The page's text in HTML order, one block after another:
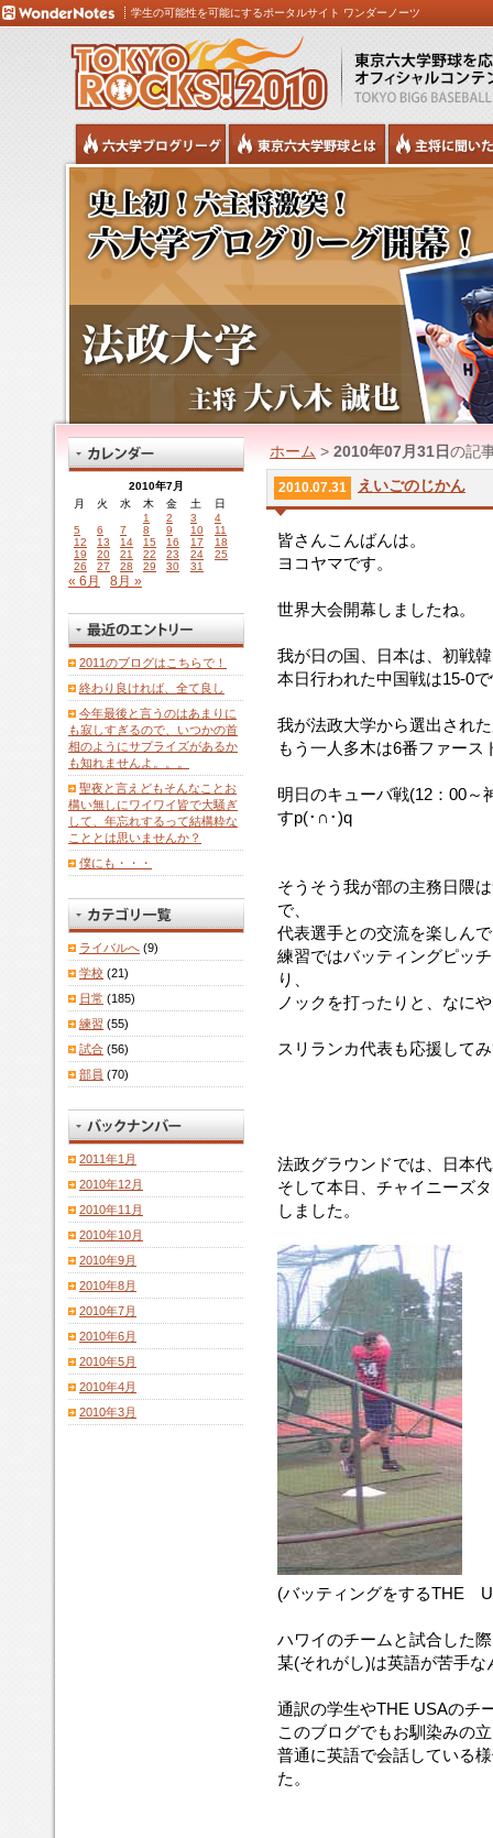
学生の可能性を可能にするポータルサイト ワンダーノーツ
ホーム > 2010年07月31日 の記
2010.07.31 えいごのじかん
皆さんこんばんは。
ヨコヤマです。
世界大会開幕しましたね。
我が日の国、日本は、初戦
本日行われた中国戦は15-0
我が法政大学から選出され
もう一人多木は6番ファー
明日のキューバ戦(12：00～
すp(･∩･)q
そうそう我が部の主務日隈
で、
代表選手との交流を楽しん
練習ではバッティングピッ
り、
ノックを打ったりと、なに
スリランカ代表も応援して
法政グラウンドでは、日本
そして本日、チャイニーズ
しました。
(バッティングをするTHE
ハワイのチームと試合した
某(それがし)は英語が苦手な
通訳の学生やTHE USAのチ
このブログでもお馴染みの
普通に英語で会話している
た。
2010年7月
月
火 水 木 金 土
日
1
2 3
4
5
6 7 8 9 10
11
12
13 14 15 16 17
18
19
20 21 22 23 24
25
26
27 28 29 30 31
« 6月 8月 »
2011のブログはこちらで！
終わり良ければ、全て良し
今年最後と言うのはあまりに
も寂しすぎるので、いつかの首
相のようにサプライズがあるか
も知れませんよ。。。
聖夜と言えどもそんなことお
構い無しにワイワイ皆で大騒ぎ
して、年忘れするって結構粋な
こととは思いませんか？
僕にも・・・
ライバルへ (9)
学校 (21)
日常 (185)
練習 (55)
試合 (56)
部員 (70)
2011年1月
2010年12月
2010年11月
2010年10月
2010年9月
2010年8月
2010年7月
2010年6月
2010年5月
2010年4月
2010年3月